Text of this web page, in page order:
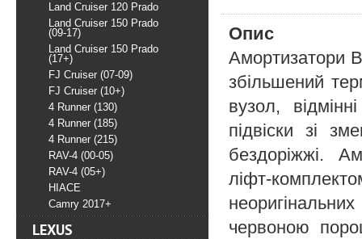
Опис
Амортизатори
збільшений
вузол,
підвіски зі
бездоріжжі.
ліфт-
червоною
Land Cruiser 120 Prado
Land Cruiser 150 Prado
(09-17)
Land Cruiser 150 Prado
(17+)
FJ Cruiser (07-09)
FJ Cruiser (10+)
4 Runner (130)
4 Runner (185)
4 Runner (215)
RAV-4 (00-05)
RAV-4 (05+)
HIACE
Camry 2017+
LEXUS